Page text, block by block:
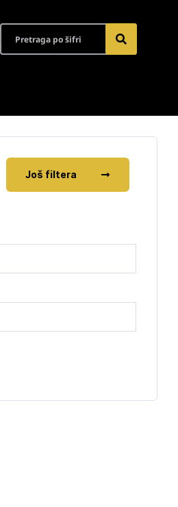
Još filtera